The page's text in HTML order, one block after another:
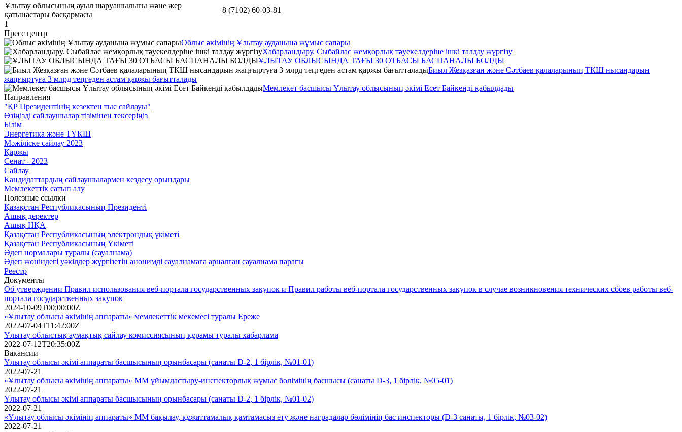
Ұлытау облысының ауыл шаруашылығы және жер
қатынастары басқармасы
8 (7102) 60-03-81
1
Пресс центр
Облыс әкімінің Ұлытау ауданына жұмыс сапары
Хабарландыру. Сыбайлас жемқорлық тәуекелдеріне ішкі талдау жүргізу
ҰЛЫТАУ ОБЛЫСЫНДА ТАҒЫ 30 ОТБАСЫ БАСПАНАЛЫ БОЛДЫ
Биыл Жезқазған және Сәтбаев қалаларының ТКШ нысандарын
жаңғыртуға 3 млрд теңгеден астам қаржы бағытталады
Мемлекет басшысы Ұлытау облысының әкімі Есет Байкенді қабылдады
Направления
"ҚР Президентінің кезектен тыс сайлауы"
Өзіңізді сайлаушылар тізімінен тексеріңіз
Білім
Энергетика және ТҮКШ
Мәжіліске сайлау 2023
Қаржы
Сенат - 2023
Сайлау
Кандидаттардың сайлаушылармен кездесу орындары
Мемлекеттік сатып алу
Полезные ссылки
Қазақстан Республикасының Президенті
Ашық деректер
Ашық НҚА
Қазақстан Республикасының электрондық үкіметі
Қазақстан Республикасының Үкіметі
Әдеп нормалары туралы (сауалнама)
Әдеп жөніндегі уәкілдер жүргізетін анонимді сауалнамаға арналған сауалнама парағы
Реестр
Документы
Об утверждении Правил использования веб-портала государственных закупок и Правил работы веб-портала государственных закупок в случае возникновения технических сбоев работы веб-
портала государственных закупок
2024-10-09T00:00:00Z
«Ұлытау облысы әкімінің аппараты» мемлекеттік мекемесі туралы Ереже
2022-07-04T11:42:00Z
Ұлытау облыстық аумақтық сайлау комиссиясының құрамы туралы хабарлама
2022-07-12T20:35:00Z
Вакансии
Ұлытау облысы әкімі аппараты басшысының орынбасары (санаты D-2, 1 бірлік, №01-01)
2022-07-21
«Ұлытау облысы әкімінің аппараты» ММ ұйымдастыру-инспекторлық жұмыс бөлімінің басшысы (санаты D-3, 1 бірлік, №05-01)
2022-07-21
Ұлытау облысы әкімі аппараты басшысының орынбасары (санаты D-2, 1 бірлік, №01-02)
2022-07-21
«Ұлытау облысы әкімінің аппараты» ММ бақылау, құжаттамалық қамтамасыз ету және наградалар бөлімінің бас инспекторы (D-3 санаты, 1 бірлік, №03-02)
2022-07-21